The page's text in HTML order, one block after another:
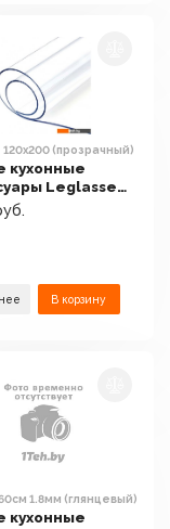
120x200 (прозрачный)
кухонные
Leglasse
(прозрачный)
В корзину
1.8мм (глянцевый)
кухонные